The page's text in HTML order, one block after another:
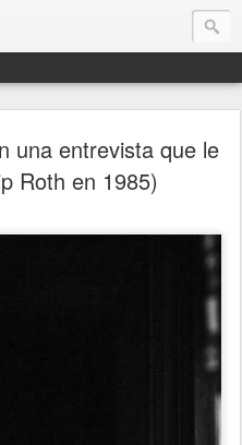
una entrevista que le
Roth en 1985)